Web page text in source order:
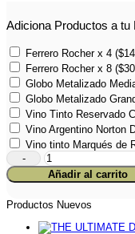
Adiciona Productos a tu
Ferrero Rocher x 4 ($
Ferrero Rocher x 8 ($
Globo Metalizado
Globo Metalizado
Vino Tinto Reservado
Vino Argentino Norton
Vino tinto Marqués de
Ocasión
1052
cantidad
Añadir al carrito
Productos Nuevos